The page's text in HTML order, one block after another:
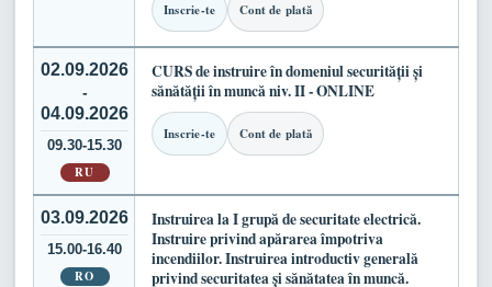
Inscrie-te Cont de plată
02.09.2026
-
04.09.2026
09.30-15.30
RU
CURS de instruire în domeniul securității și
sănătății în muncă niv. II - ONLINE
Inscrie-te Cont de plată
03.09.2026
15.00-16.40
RO
Instruirea la I grupă de securitate electrică.
Instruire privind apărarea împotriva
incendiilor. Instruirea introductiv generală
privind securitatea și sănătatea în muncă.